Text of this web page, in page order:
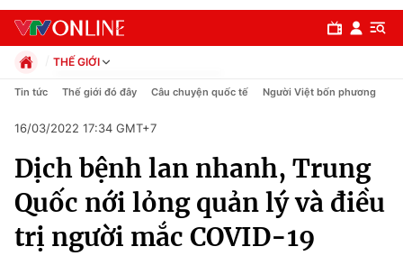
Chuyên mục
Chính trị
Xã hội
THẾ GIỚI
Chính trị
Pháp luật
Kinh tế
Thể thao
Truyền hình
Văn hóa - Giải trí
Y tế
Tin tức Thế giới đó đây Câu chuyện quốc tế Người Việt bốn phương
16/03/2022 17:34 GMT+7
Dịch bệnh lan nhanh, Trung
Quốc nới lỏng quản lý và điều
trị người mắc COVID-19